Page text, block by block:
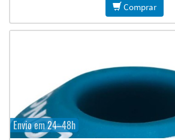
Comprar
Envio em 24–48h